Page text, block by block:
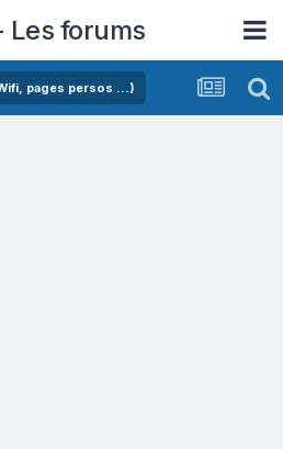
Les forums
pages persos ...)